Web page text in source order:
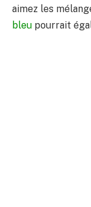
aimez les
bleu pourrait